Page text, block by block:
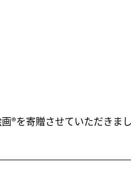
®を寄贈させていただきま